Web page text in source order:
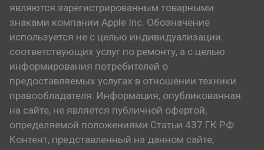
являются зарегистрированным товарными
знаками компании Apple Inc. Обозначение
используется не с целью индивидуализации
соответствующих услуг по ремонту, а с целью
информирования потребителей о
предоставляемых услугах в отношении техники
правообладателя. Информация, опубликованная
на сайте, не является публичной офертой,
определяемой положениями Статьи 437 ГК РФ.
Контент, представленный на данном сайте,